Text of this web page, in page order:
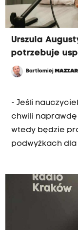
Urszula
potrzebuje
Bartłomiej
- Jeśli
chwili naprawdę
wtedy będzie
podwyżkach dla
przecież
porannej
Platformy